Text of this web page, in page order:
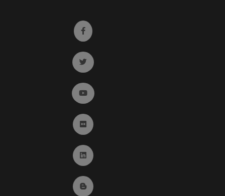
Ir a facebook (abre en ventana nueva)
Ir a twitter (abre en ventana nueva)
Ir a YouTube (abre en ventana nueva)
Ir a Flickr (abre en ventana nueva)
Ir a Linkedin (abre en ventana nueva)
Ir al Blog (abre en ventana nueva)